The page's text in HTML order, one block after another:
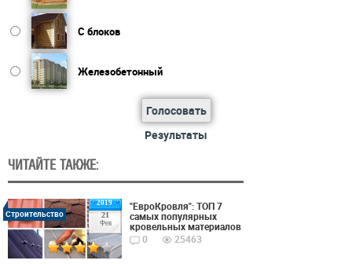
С блоков
Железобетонный
Голосовать
Результаты
ЧИТАЙТЕ ТАКЖЕ:
2019
21
Фев
Строительство
"ЕвроКровля": ТОП 7
самых популярных
кровельных материалов
0
25463